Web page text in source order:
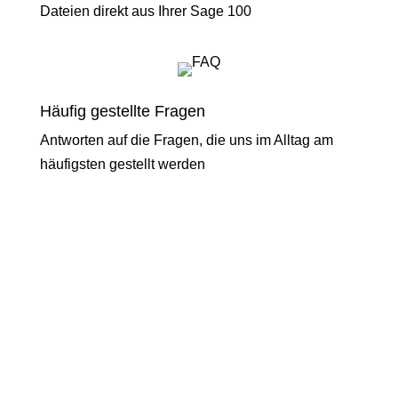
Dateien direkt aus Ihrer Sage 100
Häufig gestellte Fragen
Antworten auf die Fragen, die uns im Alltag am
häufigsten gestellt werden